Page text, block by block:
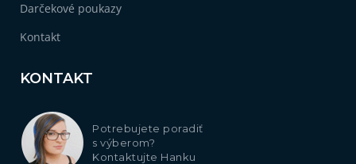
Darčekové poukazy
Kontakt
KONTAKT
Potrebujete poradiť
s výberom?
Kontaktujte Hanku